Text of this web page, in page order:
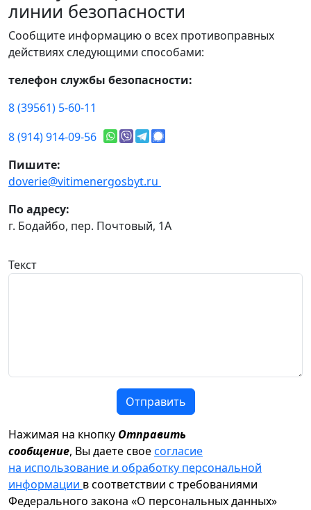
линии безопасности
Сообщите информацию о всех противоправных
действиях следующими способами:
телефон службы безопасности:
8 (39561) 5-60-11
8 (914) 914-09-56
Пишите:
doverie@vitimenergosbyt.ru
По адресу:
г. Бодайбо, пер. Почтовый, 1А
Текст
Отправить
Нажимая на кнопку Отправить
сообщение, Вы даете своесогласие
на использование и обработку персональной
информации в соответствии с требованиями
Федерального закона «О персональных данных»